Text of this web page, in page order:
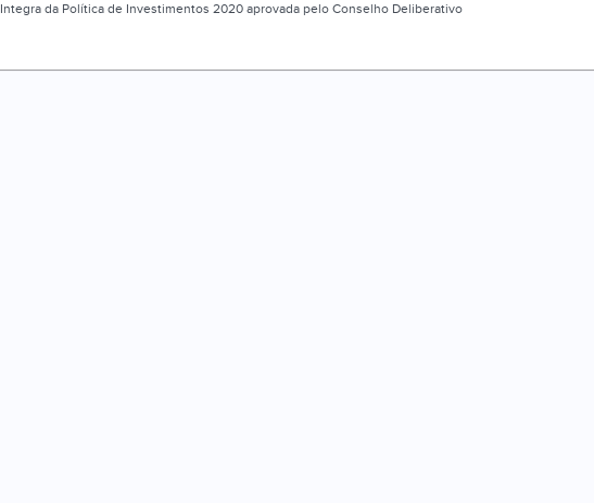
Integra da Política de Investimentos 2020 aprovada pelo Conselho Deliberativo